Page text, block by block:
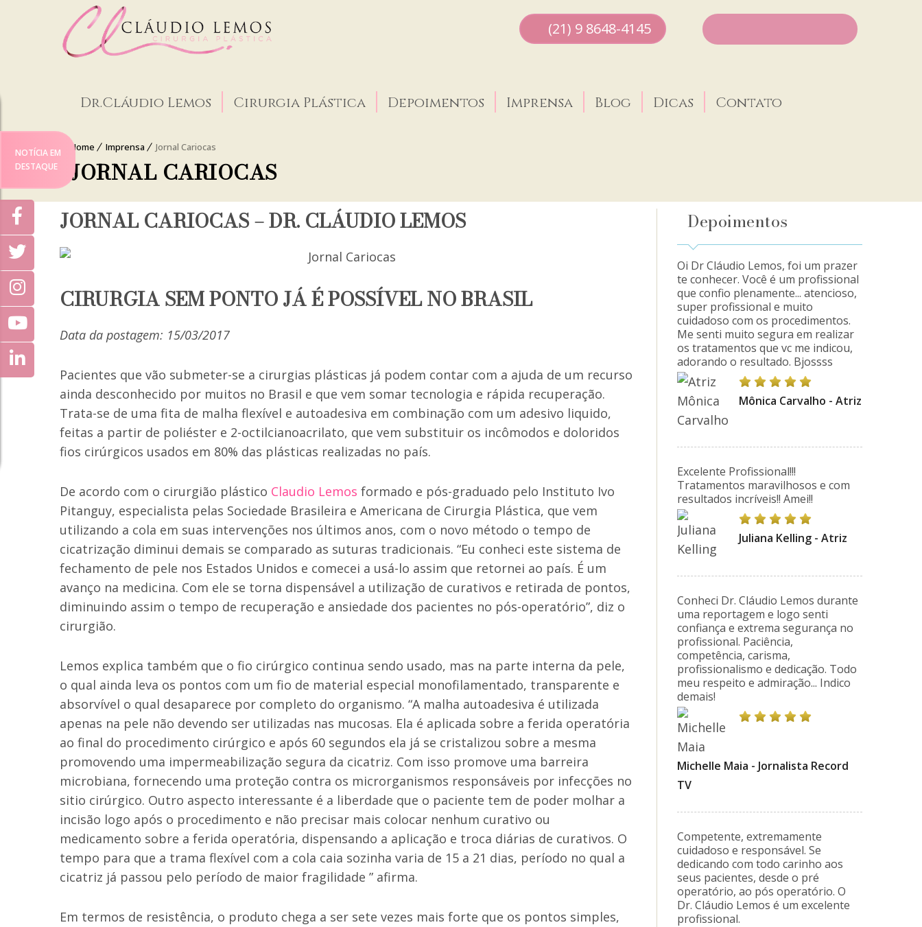
(21) 9 8648-4145
Dr.Cláudio Lemos Cirurgia Plástica Depoimentos Imprensa Blog Dicas Contato
Home Imprensa Jornal Cariocas
JORNAL CARIOCAS
JORNAL CARIOCAS – DR. CLÁUDIO LEMOS
CIRURGIA SEM PONTO JÁ É POSSÍVEL NO BRASIL
Data da postagem: 15/03/2017
Pacientes que vão submeter-se a cirurgias plásticas já podem contar com a ajuda de um recurso
ainda desconhecido por muitos no Brasil e que vem somar tecnologia e rápida recuperação.
Trata-se de uma fita de malha flexível e autoadesiva em combinação com um adesivo liquido,
feitas a partir de poliéster e 2-octilcianoacrilato, que vem substituir os incômodos e doloridos
fios cirúrgicos usados em 80% das plásticas realizadas no país.
De acordo com o cirurgião plástico Claudio Lemos formado e pós-graduado pelo Instituto Ivo
Pitanguy, especialista pelas Sociedade Brasileira e Americana de Cirurgia Plástica, que vem
utilizando a cola em suas intervenções nos últimos anos, com o novo método o tempo de
cicatrização diminui demais se comparado as suturas tradicionais. “Eu conheci este sistema de
fechamento de pele nos Estados Unidos e comecei a usá-lo assim que retornei ao país. É um
avanço na medicina. Com ele se torna dispensável a utilização de curativos e retirada de pontos,
diminuindo assim o tempo de recuperação e ansiedade dos pacientes no pós-operatório”, diz o
cirurgião.
Lemos explica também que o fio cirúrgico continua sendo usado, mas na parte interna da pele,
o qual ainda leva os pontos com um fio de material especial monofilamentado, transparente e
absorvível o qual desaparece por completo do organismo. “A malha autoadesiva é utilizada
apenas na pele não devendo ser utilizadas nas mucosas. Ela é aplicada sobre a ferida operatória
ao final do procedimento cirúrgico e após 60 segundos ela já se cristalizou sobre a mesma
promovendo uma impermeabilização segura da cicatriz. Com isso promove uma barreira
microbiana, fornecendo uma proteção contra os microrganismos responsáveis por infecções no
sitio cirúrgico. Outro aspecto interessante é a liberdade que o paciente tem de poder molhar a
incisão logo após o procedimento e não precisar mais colocar nenhum curativo ou
medicamento sobre a ferida operatória, dispensando a aplicação e troca diárias de curativos. O
tempo para que a trama flexível com a cola caia sozinha varia de 15 a 21 dias, período no qual a
cicatriz já passou pelo período de maior fragilidade ” afirma.
Em termos de resistência, o produto chega a ser sete vezes mais forte que os pontos simples,
Depoimentos
Oi Dr Cláudio Lemos, foi um prazer
te conhecer. Você é um profissional
que confio plenamente... atencioso,
super profissional e muito
cuidadoso com os procedimentos.
Me senti muito segura em realizar
os tratamentos que vc me indicou,
adorando o resultado. Bjossss
Mônica Carvalho - Atriz
Excelente Profissional!!!
Tratamentos maravilhosos e com
resultados incríveis!! Amei!!
Juliana Kelling - Atriz
Conheci Dr. Cláudio Lemos durante
uma reportagem e logo senti
confiança e extrema segurança no
profissional. Paciência,
competência, carisma,
profissionalismo e dedicação. Todo
meu respeito e admiração... Indico
demais!
Michelle Maia - Jornalista Record
TV
Competente, extremamente
cuidadoso e responsável. Se
dedicando com todo carinho aos
seus pacientes, desde o pré
operatório, ao pós operatório. O
Dr. Cláudio Lemos é um excelente
profissional.
NOTÍCIA EM
DESTAQUE